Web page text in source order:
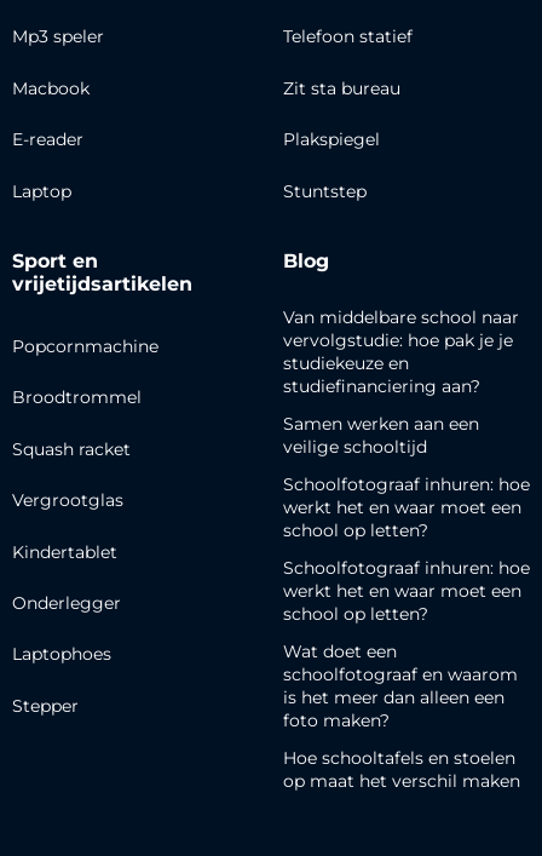
Mp3 speler
Macbook
E-reader
Laptop
Telefoon statief
Zit sta bureau
Plakspiegel
Stuntstep
Sport en
vrijetijdsartikelen
Popcornmachine
Broodtrommel
Squash racket
Vergrootglas
Kindertablet
Onderlegger
Laptophoes
Stepper
Blog
Van middelbare school naar
vervolgstudie: hoe pak je je
studiekeuze en
studiefinanciering aan?
Samen werken aan een
veilige schooltijd
Schoolfotograaf inhuren: hoe
werkt het en waar moet een
school op letten?
Schoolfotograaf inhuren: hoe
werkt het en waar moet een
school op letten?
Wat doet een
schoolfotograaf en waarom
is het meer dan alleen een
foto maken?
Hoe schooltafels en stoelen
op maat het verschil maken